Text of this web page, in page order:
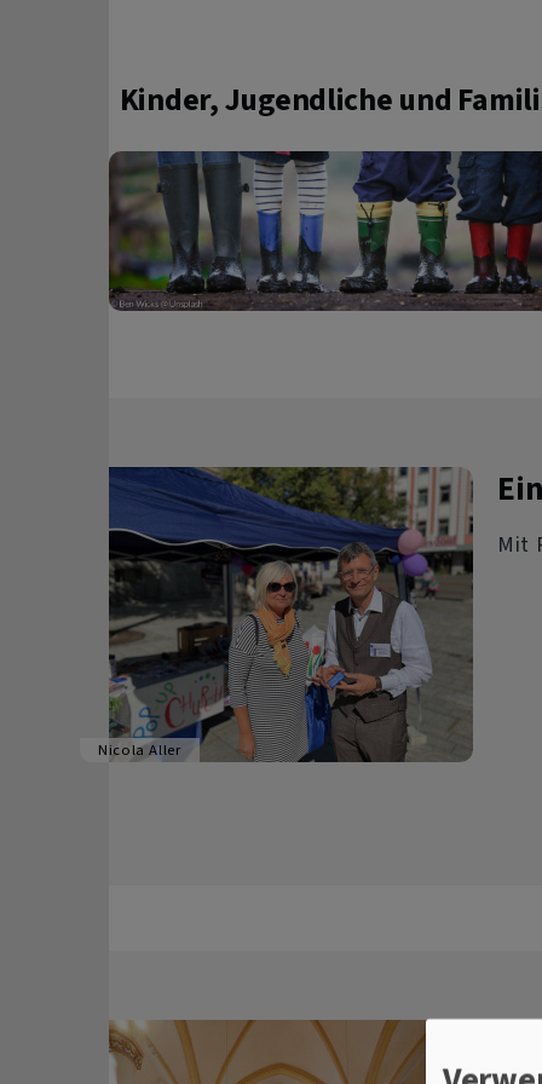
Kinder, Jugendliche und
Nicola Aller
Mit